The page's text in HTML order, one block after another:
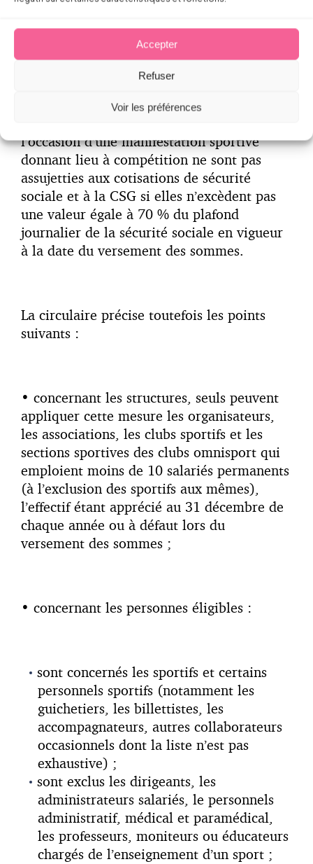
Accepter
Refuser
Voir les préférences
prévoir des exonérations de cotisations. La
Son principe général est le suivant : les
l’occasion d’une manifestation sportive
donnant lieu à compétition ne sont pas
assujetties aux cotisations de sécurité
sociale et à la CSG si elles n’excèdent pas
une valeur égale à 70 % du plafond
journalier de la sécurité sociale en vigueur
à la date du versement des sommes.
La circulaire précise toutefois les points
suivants :
• concernant les structures, seuls peuvent
appliquer cette mesure les organisateurs,
les associations, les clubs sportifs et les
sections sportives des clubs omnisport qui
emploient moins de 10 salariés permanents
(à l’exclusion des sportifs aux mêmes),
l’effectif étant apprécié au 31 décembre de
chaque année ou à défaut lors du
versement des sommes ;
• concernant les personnes éligibles :
sont concernés les sportifs et certains
personnels sportifs (notamment les
guichetiers, les billettistes, les
accompagnateurs, autres collaborateurs
occasionnels dont la liste n’est pas
exhaustive) ;
sont exclus les dirigeants, les
administrateurs salariés, le personnels
administratif, médical et paramédical,
les professeurs, moniteurs ou éducateurs
chargés de l’enseignement d’un sport ;